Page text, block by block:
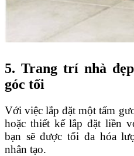
5. Trang trí nhà
góc tối
Với việc lắp đặt một tấm
hoặc thiết kế lắp đặt liền
bạn sẽ được tối đa hóa
nhân tạo.